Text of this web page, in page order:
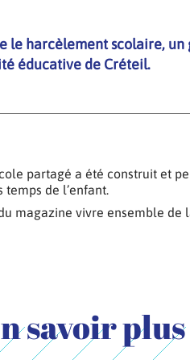
le harcèlement scolaire,
éducative de Créteil.
partagé a été construit et
temps de l’enfant.
magazine vivre ensemble
savoir plus